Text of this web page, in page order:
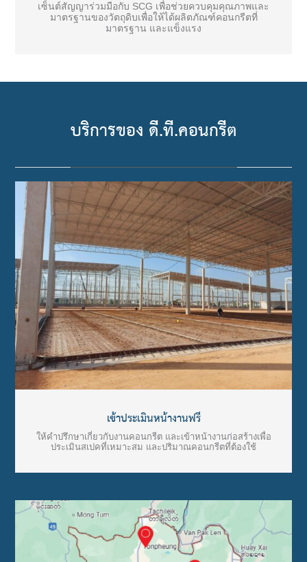
เซ็นต์สัญญาร่วมมือกับ SCG เพื่อช่วยควบคุมคุณภาพและ
มาตรฐานของวัตถุดิบเพื่อให้ได้ผลิตภัณฑ์คอนกรีตที่
มาตรฐาน และแข็งแรง
บริการของ ดี.ที.คอนกรีต
เข้าประเมินหน้างานฟรี
ให้คำปรึกษาเกี่ยวกับงานคอนกรีต และเข้าหน้างานก่อสร้างเพื่อ
ประเมินสเปคที่เหมาะสม และปริมาณคอนกรีตที่ต้องใช้